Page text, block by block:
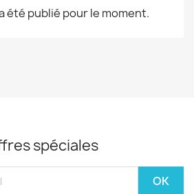
été publié pour le moment.
spéciales